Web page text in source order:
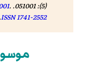
(5): 051001.
.
ISSN1741-2552